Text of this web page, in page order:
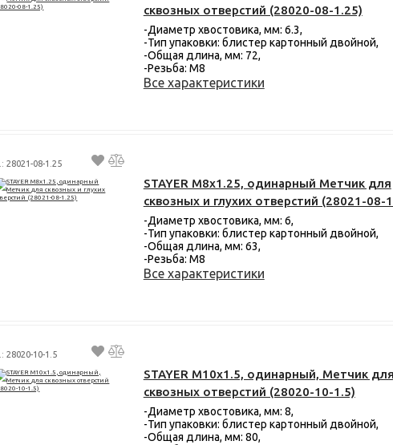
сквозных отверстий (28020-08-1.25)
-Диаметр хвостовика, мм: 6.3,
-Тип упаковки: блистер картонный двойной,
-Общая длина, мм: 72,
-Резьба: М8
Все характеристики
28021-08-1.25
STAYER M8х1.25, одинарный Метчик для
сквозных и глухих отверстий (28021-08-
-Диаметр хвостовика, мм: 6,
-Тип упаковки: блистер картонный двойной,
-Общая длина, мм: 63,
-Резьба: М8
Все характеристики
28020-10-1.5
STAYER М10х1.5, одинарный, Метчик для
сквозных отверстий (28020-10-1.5)
-Диаметр хвостовика, мм: 8,
-Тип упаковки: блистер картонный двойной,
-Общая длина, мм: 80,